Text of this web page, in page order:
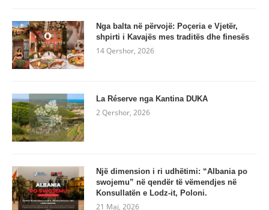
Nga balta në përvojë: Poçeria e Vjetër,
shpirti i Kavajës mes traditës dhe finesës
14 Qershor, 2026
La Réserve nga Kantina DUKA
2 Qershor, 2026
Një dimension i ri udhëtimi: “Albania po
swojemu” në qendër të vëmendjes në
Konsullatën e Lodz-it, Poloni.
21 Maj, 2026